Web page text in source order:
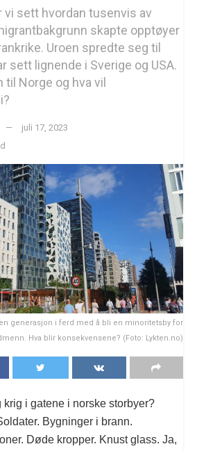
vi sett hvordan tusenvis av
skapte opptøyer
Uroen spredte seg til
sett lignende i Sverige og USA.
til Norge og hva vil
juli 17, 2023
en generasjon i ferd med å bli en minoritetsby for
Hva blir konsekvensene? (Foto: Lykten.no)
krig i gatene i norske storbyer?
Bygninger i brann.
Døde kropper. Knust glass. Ja,